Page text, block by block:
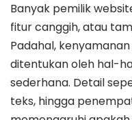
Banyak pemilik
fitur canggih, atau
Padahal,
ditentukan oleh hal-
sederhana. Detail
teks, hingga